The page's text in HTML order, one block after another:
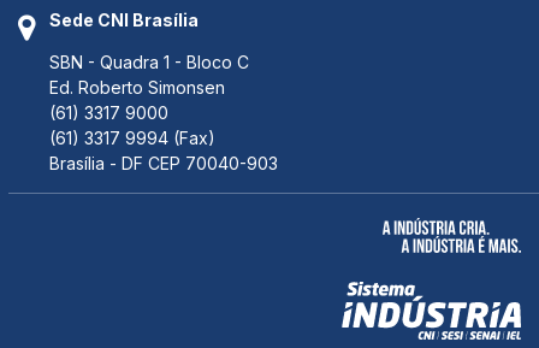
Sede CNI Brasília
SBN - Quadra 1 - Bloco C
Ed. Roberto Simonsen
(61) 3317 9000
(61) 3317 9994 (Fax)
Brasília - DF CEP 70040-903